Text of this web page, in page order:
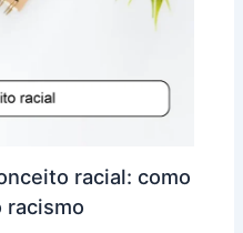
racial: como
racismo